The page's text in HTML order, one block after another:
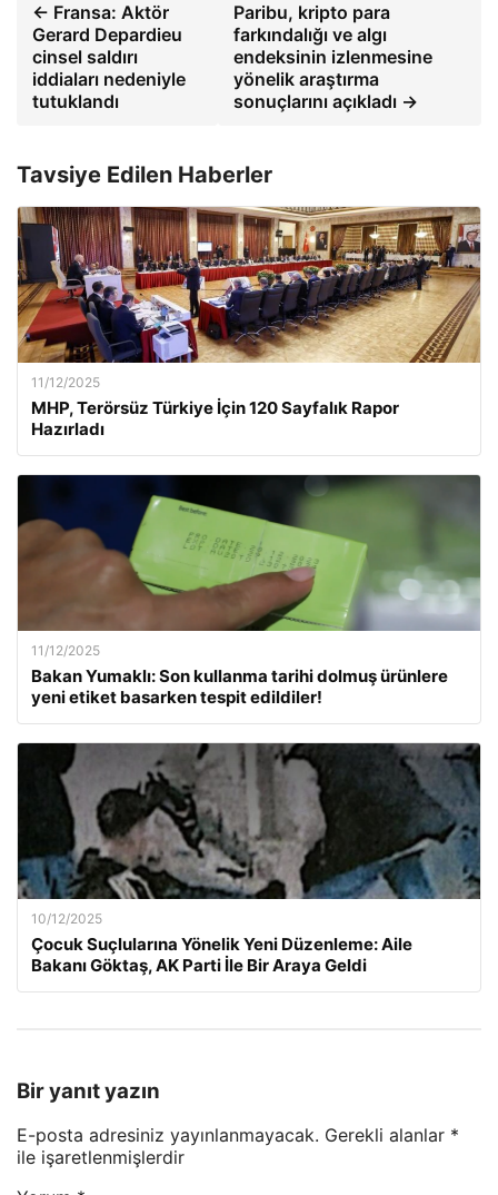
← Fransa: Aktör
Gerard Depardieu
cinsel saldırı
iddiaları nedeniyle
tutuklandı
Paribu, kripto para
farkındalığı ve algı
endeksinin izlenmesine
yönelik araştırma
sonuçlarını açıkladı →
Tavsiye Edilen Haberler
11/12/2025
MHP, Terörsüz Türkiye İçin 120 Sayfalık Rapor
Hazırladı
11/12/2025
Bakan Yumaklı: Son kullanma tarihi dolmuş ürünlere
yeni etiket basarken tespit edildiler!
10/12/2025
Çocuk Suçlularına Yönelik Yeni Düzenleme: Aile
Bakanı Göktaş, AK Parti İle Bir Araya Geldi
Bir yanıt yazın
E-posta adresiniz yayınlanmayacak. Gerekli alanlar *
ile işaretlenmişlerdir